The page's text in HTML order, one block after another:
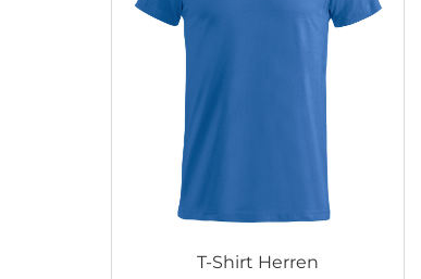
T-Shirt Herren